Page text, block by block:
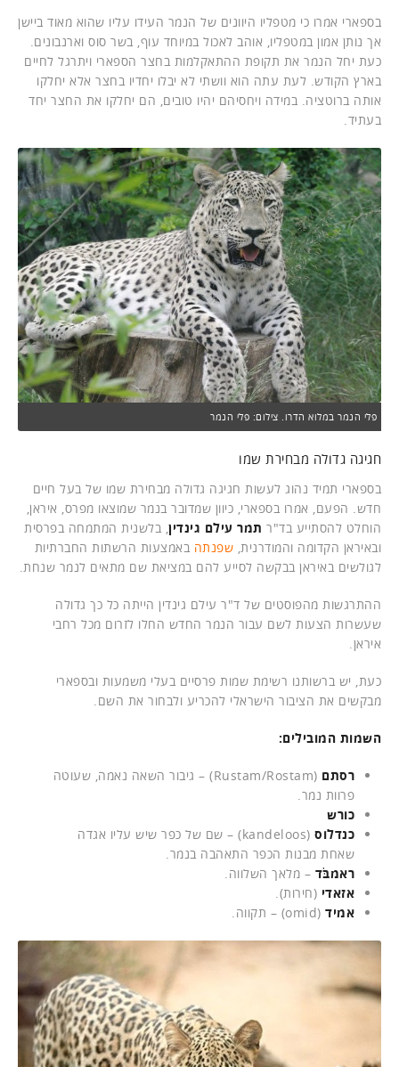
בספארי אמרו כי מטפליו היוונים של הנמר העידו עליו שהוא מאוד ביישן
אך נותן אמון במטפליו, אוהב לאכול במיוחד עוף, בשר סוס וארנבונים.
כעת יחל הנמר את תקופת ההתאקלמות בחצר הספארי ויתרגל לחיים
בארץ הקודש. לעת עתה הוא וושתי לא יבלו יחדיו בחצר אלא יחלקו
אותה ברוטציה. במידה ויחסיהם יהיו טובים, הם יחלקו את החצר יחד
בעתיד.
פלי הנמר במלוא הדרו. צילום: פלי הנמר
חגיגה גדולה מבחירת שמו
בספארי תמיד נהוג לעשות חגיגה גדולה מבחירת שמו של בעל חיים
חדש. הפעם, אמרו בספארי, כיוון שמדובר בנמר שמוצאו מפרס, איראן,
הוחלט להסתייע בד"ר תמר עילם גינדין , בלשנית המתמחה בפרסית
ובאיראן הקדומה והמודרנית, שפנתה באמצעות הרשתות החברתיות
לגולשים באיראן בבקשה לסייע להם במציאת שם מתאים לנמר שנחת.
ההתרגשות מהפוסטים של ד"ר עילם גינדין הייתה כל כך גדולה
שעשרות הצעות לשם עבור הנמר החדש החלו לזרום מכל רחבי
איראן.
כעת, יש ברשותנו רשימת שמות פרסיים בעלי משמעות ובספארי
מבקשים את הציבור הישראלי להכריע ולבחור את השם.
השמות המובילים:
רסתם
(Rustam/Rostam) – גיבור השאה נאמה, שעוטה
פרוות נמר.
כורש
כנדלוס
(kandeloos) – שם של כפר שיש עליו אגדה
שאחת מבנות הכפר התאהבה בנמר.
ראמבֹּד – מלאך השלווה.
אזאדי (חירות).
אמיד (omid) – תקווה.